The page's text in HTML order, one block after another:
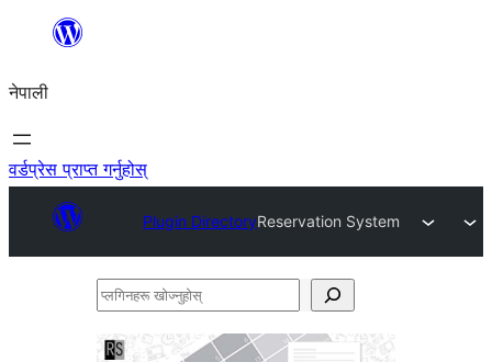
सामग्रीमा
नेपाली
वर्डप्रेस प्राप्त गर्नुहोस्
Plugin DirectoryReservation System
प्लगिनहरू